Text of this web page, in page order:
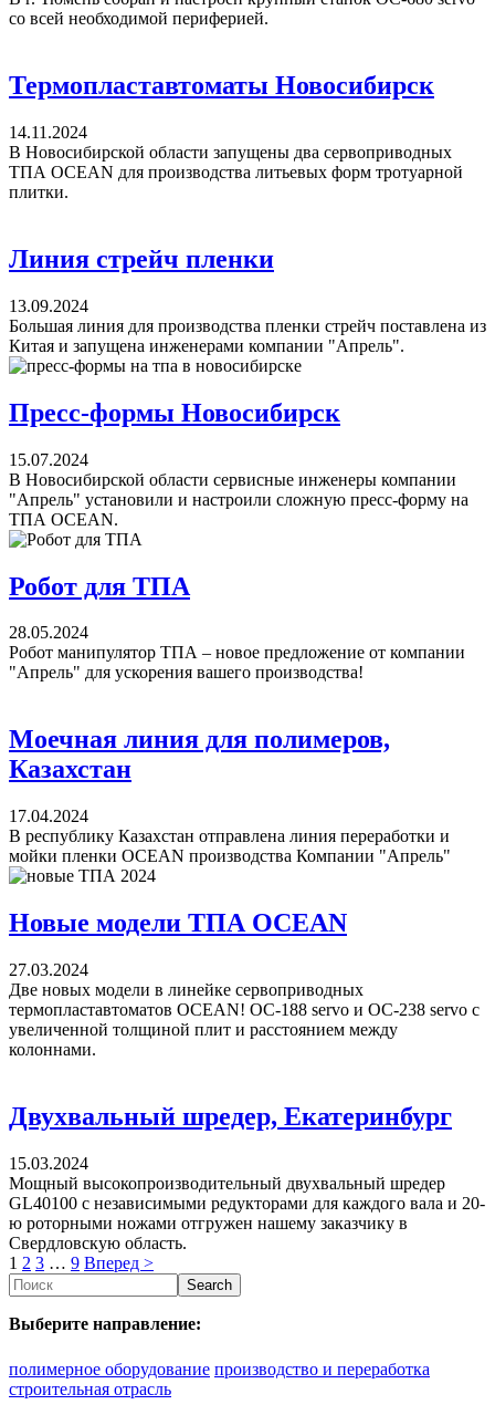
со всей необходимой периферией.
Термопластавтоматы Новосибирск
14.11.2024
В Новосибирской области запущены два сервоприводных
ТПА OCEAN для производства литьевых форм тротуарной
плитки.
Линия стрейч пленки
13.09.2024
Большая линия для производства пленки стрейч поставлена из
Китая и запущена инженерами компании "Апрель".
Пресс-формы Новосибирск
15.07.2024
В Новосибирской области сервисные инженеры компании
"Апрель" установили и настроили сложную пресс-форму на
ТПА OCEAN.
Робот для ТПА
28.05.2024
Робот манипулятор ТПА – новое предложение от компании
"Апрель" для ускорения вашего производства!
Моечная линия для полимеров,
Казахстан
17.04.2024
В республику Казахстан отправлена линия переработки и
мойки пленки OCEAN производства Компании "Апрель"
Новые модели ТПА OCEAN
27.03.2024
Две новых модели в линейке сервоприводных
термопластавтоматов OCEAN! ОС-188 servo и ОС-238 servo с
увеличенной толщиной плит и расстоянием между
колоннами.
Двухвальный шредер, Екатеринбург
15.03.2024
Мощный высокопроизводительный двухвальный шредер
GL40100 с независимыми редукторами для каждого вала и 20-
ю роторными ножами отгружен нашему заказчику в
Свердловскую область.
1 2 3 … 9 Вперед >
Search
Выберите направление:
полимерное оборудование производство и переработка
строительная отрасль